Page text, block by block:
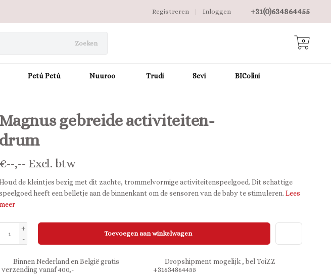
+31(0)634864455
Inloggen
|
Registreren
Zoeken 0
Petú Petú Nuuroo Trudi Sevi BIColini
Magnus gebreide activiteiten-
drum
€--,-- Excl. btw
de kleintjes bezig met dit zachte, trommelvormige activiteitenspeelgoed. Dit schattige
heeft een belletje aan de binnenkant om de sensoren van de baby te stimuleren. Lees
+
-
Toevoegen aan winkelwagen
Binnen Nederland en België gratis
verzending vanaf 400,-
Dropshipment mogelijk , bel ToiZZ
+31634864455